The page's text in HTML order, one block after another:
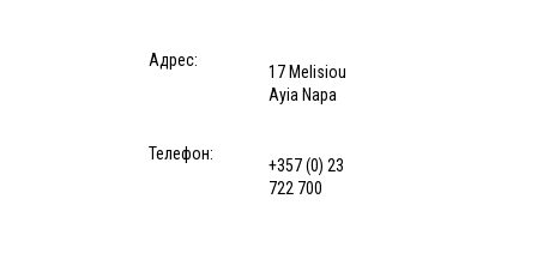
Адрес:
17 Melisiou
Ayia Napa
Телефон:
+357 (0) 23
722 700